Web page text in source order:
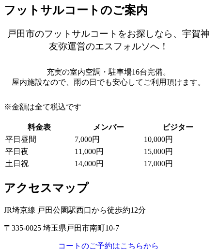
フットサルコートのご案内
戸田市のフットサルコートをお探しなら、宇賀神
友弥運営のエスフォルソへ！
充実の室内空調・駐車場16台完備。
屋内施設なので、雨の日でも安心してご利用頂けます。
※金額は全て税込です
料金表 メンバー
ビジター
平日昼間
7,000円
10,000円
平日夜
11,000円
15,000円
土日祝
14,000円 17,000円
アクセスマップ
JR埼京線 戸田公園駅西口から徒歩約12分
〒335-0025 埼玉県戸田市南町10-7
コートのご予約はこちらから